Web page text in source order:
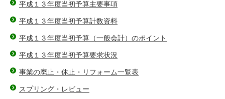
平成１３年度当初予算主要事項
平成１３年度当初予算計数資料
平成１３年度当初予算（一般会計）のポイント
平成１３年度当初予算要求状況
事業の廃止・休止・リフォーム一覧表
スプリング・レビュー